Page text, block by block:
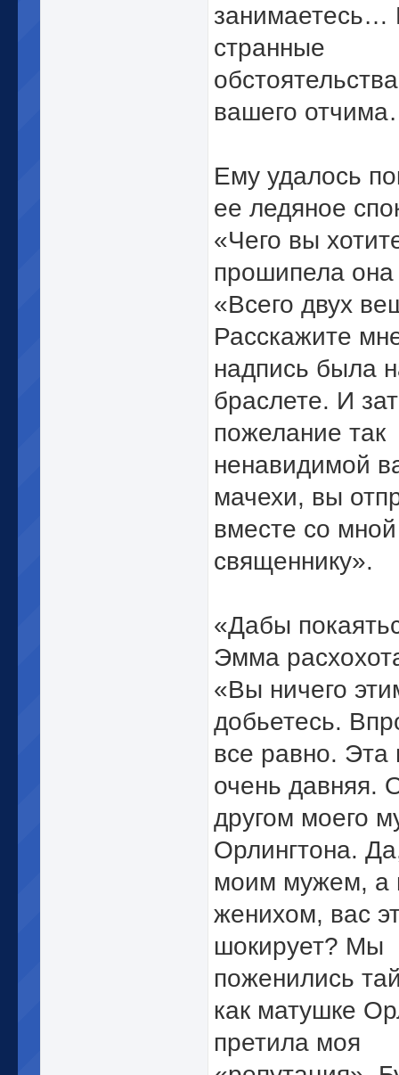
занимаетесь…
странные
вашего
Ему удалось
ее ледяное
«Чего вы
прошипела она
«Всего двух
Расскажите
надпись была
браслете. И
пожелание так
ненавидимой
мачехи, вы
вместе со мной
священнику».
«Дабы
Эмма
«Вы ничего
добьетесь.
все равно. Эта
очень давняя.
другом моего
Орлингтона.
моим мужем, а
женихом, вас
шокирует? Мы
поженились
как матушке
претила моя